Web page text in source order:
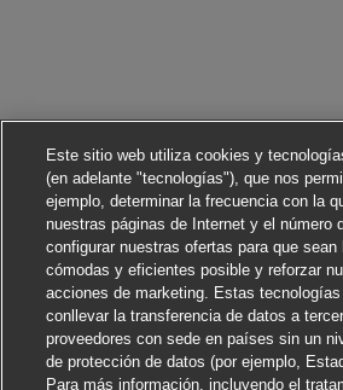
Este sitio web utiliza cookies y
(en adelante "tecnologías"), que nos
ejemplo, determinar la frecuencia con la
nuestras páginas de Internet y el número
configurar nuestras ofertas para que sean
cómodas y eficientes posible y reforzar
acciones de marketing. Estas tecnologías
conllevar la transferencia de datos a
proveedores con sede en países sin un
de protección de datos (por ejemplo,
Para más información, incluyendo el